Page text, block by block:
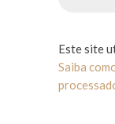
Este site
Saiba